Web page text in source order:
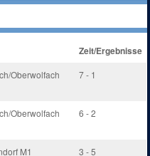
Zeit/Ergebnisse
Oberwolfach
7 - 1
Oberwolfach
6 - 2
M1
3 - 5